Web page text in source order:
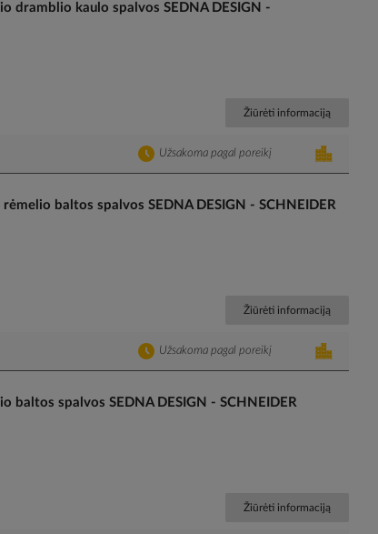
dramblio kaulo spalvos SEDNA DESIGN -
Žiūrėti informaciją
Užsakoma pagal poreikį
baltos spalvos SEDNA DESIGN - SCHNEIDER
Žiūrėti informaciją
Užsakoma pagal poreikį
baltos spalvos SEDNA DESIGN - SCHNEIDER
Žiūrėti informaciją